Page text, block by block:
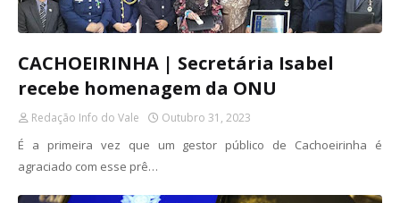
CACHOEIRINHA | Secretária Isabel
recebe homenagem da ONU
Redação Info do Vale Outubro 31, 2023
É a primeira vez que um gestor público de Cachoeirinha é
agraciado com esse prê…